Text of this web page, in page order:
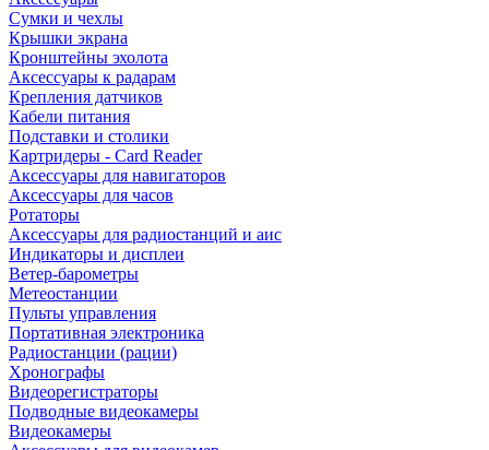
Сумки и чехлы
Крышки экрана
Кронштейны эхолота
Аксессуары к радарам
Крепления датчиков
Кабели питания
Подставки и столики
Картридеры - Card Reader
Аксессуары для навигаторов
Аксессуары для часов
Ротаторы
Аксессуары для радиостанций и аис
Индикаторы и дисплеи
Ветер-барометры
Метеостанции
Пульты управления
Портативная электроника
Радиостанции (рации)
Хронографы
Видеорегистраторы
Подводные видеокамеры
Видеокамеры